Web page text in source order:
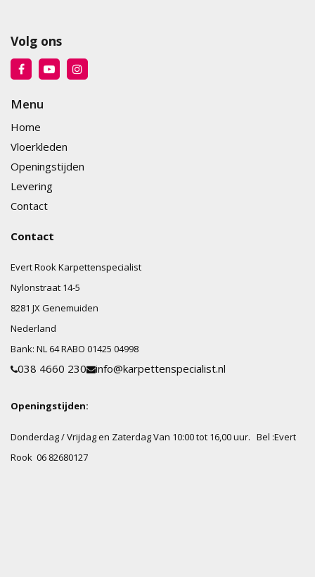
Volg ons
Menu
Home
Vloerkleden
Openingstijden
Levering
Contact
Contact
Evert Rook Karpettenspecialist
Nylonstraat 14-5
8281 JXGenemuiden
Nederland
Bank: NL 64 RABO 01425 04998
038 4660 230 info@karpettenspecialist.nl
Openingstijden:
Donderdag / Vrijdag en Zaterdag Van 10:00 tot 16,00 uur. Bel :Evert
Rook 06 82680127